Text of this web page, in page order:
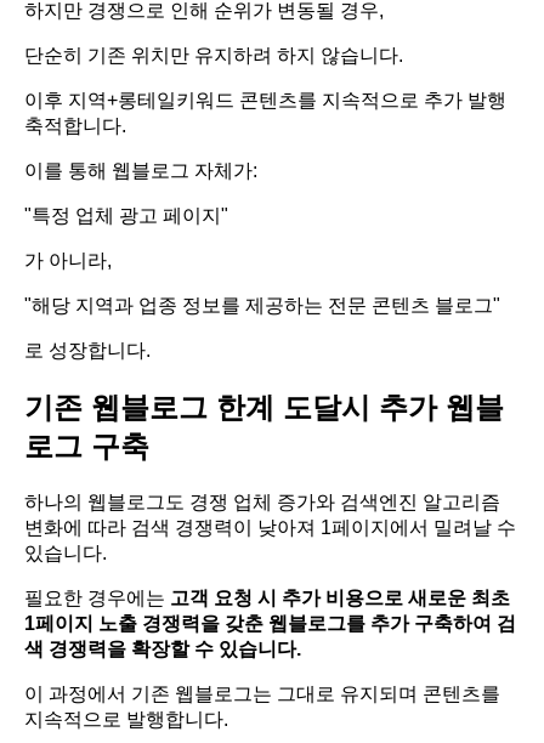
하지만 경쟁으로 인해 순위가 변동될 경우,
단순히 기존 위치만 유지하려 하지 않습니다.
이후 지역+롱테일키워드 콘텐츠를 지속적으로 추가 발행
축적합니다.
이를 통해 웹블로그 자체가:
"특정 업체 광고 페이지"
가 아니라,
"해당 지역과 업종 정보를 제공하는 전문 콘텐츠 블로그"
로 성장합니다.
기존 웹블로그 한계 도달시 추가 웹블
로그 구축
하나의 웹블로그도 경쟁 업체 증가와 검색엔진 알고리즘
변화에 따라 검색 경쟁력이 낮아져 1페이지에서 밀려날 수
있습니다.
필요한 경우에는 고객 요청 시 추가 비용으로 새로운 최초
1페이지 노출 경쟁력을 갖춘 웹블로그를 추가 구축하여 검
색 경쟁력을 확장할 수 있습니다.
이 과정에서 기존 웹블로그는 그대로 유지되며 콘텐츠를
지속적으로 발행합니다.